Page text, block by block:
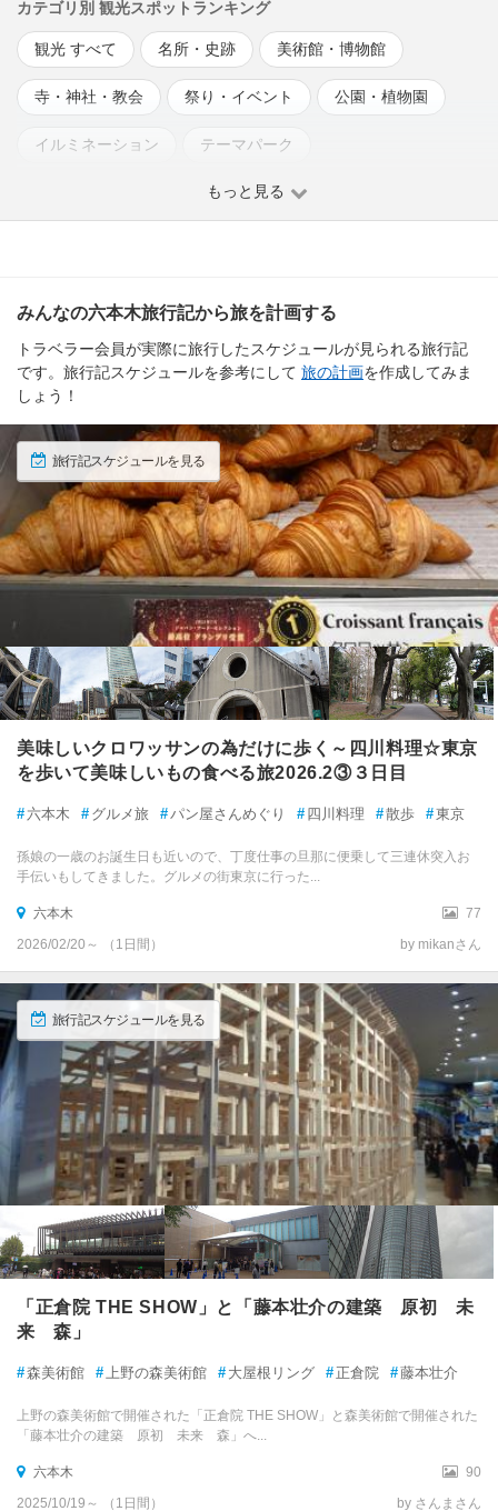
カテゴリ別 観光スポットランキング
観光 すべて 名所・史跡 美術館・博物館
寺・神社・教会 祭り・イベント 公園・植物園
イルミネーション テーマパーク
もっと見る
みんなの六本木旅行記から旅を計画する
トラベラー会員が実際に旅行したスケジュールが見られる旅行記
です。旅行記スケジュールを参考にして 旅の計画を作成してみま
しょう！
旅行記スケジュールを見る
美味しいクロワッサンの為だけに歩く～四川料理☆東京
を歩いて美味しいもの食べる旅2026.2③３日目
# 六本木 # グルメ旅 # パン屋さんめぐり # 四川料理 #散歩 #東京
孫娘の一歳のお誕生日も近いので、丁度仕事の旦那に便乗して三連休突入お
手伝いもしてきました。グルメの街東京に行った...
六本木
77
2026/02/20～ （1日間）
by mikanさん
旅行記スケジュールを見る
「正倉院 THE SHOW」と「藤本壮介の建築 原初 未
来 森」
#森美術館 # 上野の森美術館 # 大屋根リング #正倉院 #藤本壮介
上野の森美術館で開催された「正倉院 THE SHOW」と森美術館で開催された
「藤本壮介の建築 原初 未来 森」へ...
六本木
90
2025/10/19～ （1日間）
by さんまさん